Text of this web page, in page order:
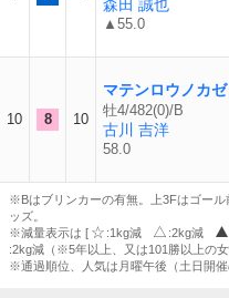
森田 誠也
▲55.0
10 8 10
マテンロウノカゼ
牡4/482(0)/B
古川 吉洋
58.0
※Bはブリンカーの有無。上3Fはゴー
ッズ。
※減量表示は [
:1kg減 :2kg減
:2kg減（※5年以上、又は101勝以上の女
※通過順位、人気は月曜午後（土日開催